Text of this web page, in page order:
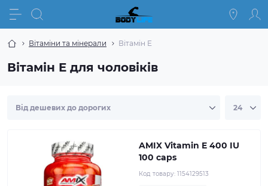
Вітаміни та мінерали Вітамін E
Вітамін E для чоловіків
AMIX Vitamin E 400 IU
100 caps
Код товару: 1154129513